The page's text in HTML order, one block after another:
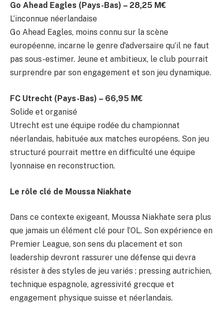
Go Ahead Eagles (Pays-Bas) – 28,25 M€
L’inconnue néerlandaise
Go Ahead Eagles, moins connu sur la scène
européenne, incarne le genre d’adversaire qu’il ne faut
pas sous-estimer. Jeune et ambitieux, le club pourrait
surprendre par son engagement et son jeu dynamique.
FC Utrecht (Pays-Bas) – 66,95 M€
Solide et organisé
Utrecht est une équipe rodée du championnat
néerlandais, habituée aux matches européens. Son jeu
structuré pourrait mettre en difficulté une équipe
lyonnaise en reconstruction.
Le rôle clé de Moussa Niakhate
Dans ce contexte exigeant, Moussa Niakhate sera plus
que jamais un élément clé pour l’OL. Son expérience en
Premier League, son sens du placement et son
leadership devront rassurer une défense qui devra
résister à des styles de jeu variés : pressing autrichien,
technique espagnole, agressivité grecque et
engagement physique suisse et néerlandais.